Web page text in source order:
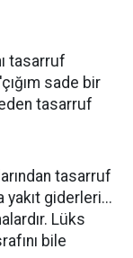
tasarruf
sade bir
tasarruf
tasarruf
yakıt giderleri...
Lüks
bile